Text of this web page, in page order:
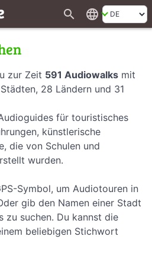
search language
zur Zeit 591 Audiowalks mit
28 Ländern und 31
für touristisches
künstlerische
die von Schulen und
wurden.
Symbol, um Audiotouren in
gib den Namen einer Stadt
zu suchen. Du kannst die
beliebigen Stichwort